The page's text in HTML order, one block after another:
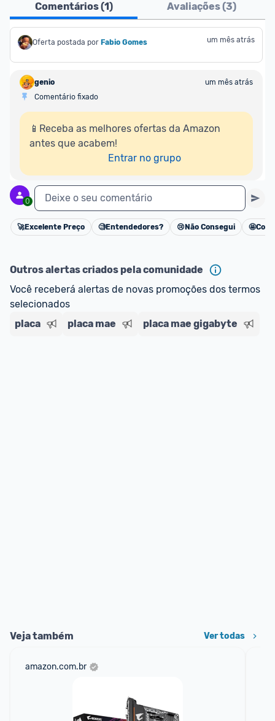
Comentários (1) Avaliações (3)
Oferta postada por Fabio Gomes um mês atrás
genio
um mês atrás
Comentário fixado
📱Receba as melhores ofertas da Amazon
antes que acabem!
Entrar no grupo
0 Deixe o seu comentário
Cancelar
🚀Excelente Preço 🧐Entendedores? 😢 Não Consegui 🤩
Outros alertas criados pela comunidade
Você receberá alertas de novas promoções dos termos
selecionados
placa
placa mae placa mae gigabyte
Veja também Ver todas
amazon.com.br